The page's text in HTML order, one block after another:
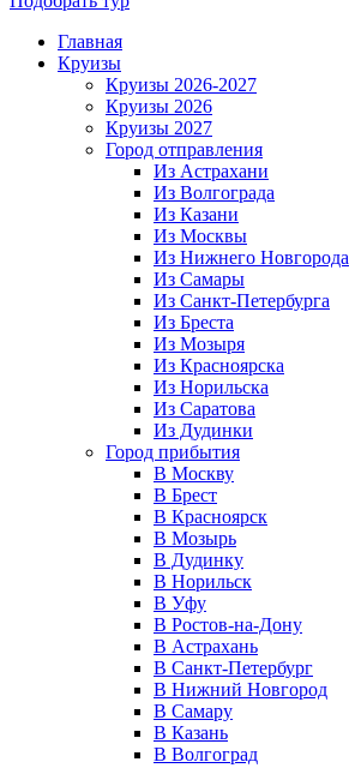
Главная
Круизы
Круизы 2026-2027
Круизы 2026
Круизы 2027
Город отправления
Из Астрахани
Из Волгограда
Из Казани
Из Москвы
Из Нижнего Новгорода
Из Самары
Из Санкт-Петербурга
Из Бреста
Из Мозыря
Из Красноярска
Из Норильска
Из Саратова
Из Дудинки
Город прибытия
В Москву
В Брест
В Красноярск
В Мозырь
В Дудинку
В Норильск
В Уфу
В Ростов-на-Дону
В Астрахань
В Санкт-Петербург
В Нижний Новгород
В Самару
В Казань
В Волгоград